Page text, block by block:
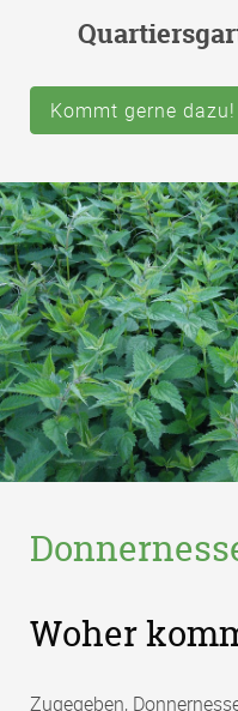
Kommt gerne dazu!
Woher
Zugegeben,